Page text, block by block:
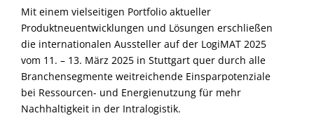
Mit einem vielseitigen Portfolio aktueller
Produktneuentwicklungen und Lösungen erschließen
die internationalen Aussteller auf der LogiMAT 2025
vom 11. – 13. März 2025 in Stuttgart quer durch alle
Branchensegmente weitreichende Einsparpotenziale
bei Ressourcen- und Energienutzung für mehr
Nachhaltigkeit in der Intralogistik.